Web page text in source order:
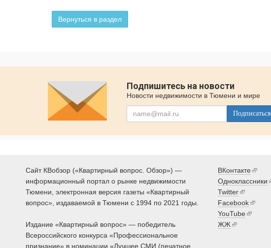
Вернуться в раздел
Подпишитесь на новости
Новости недвижимости в Тюмени и мире
Подписаться
Сайт КВобзор («Квартирный вопрос. Обзор») —
информационный портал о рынке недвижимости
Тюмени, электронная версия газеты «Квартирный
вопрос», издаваемой в Тюмени с 1994 по 2021 годы.
Издание «Квартирный вопрос» — победитель
Всероссийского конкурса «Профессиональное
признание» в номинации «Лучшее СМИ (печатное
ВКонтакте
Одноклассники
Twitter
Facebook
YouTube
ЖЖ